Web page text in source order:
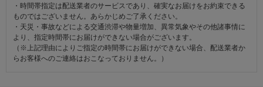
・時間帯指定は配送業者のサービスであり、確実なお届けをお約束できる
ものではございません。あらかじめご了承ください。
・天災・事故などによる交通渋滞や物量増加、異常気象やその他諸事情に
より、指定時間帯にお届けができない場合がございます。
（※上記理由によりご指定の時間帯にお届けができない場合、配送業者か
らお客様へのご連絡はおこなっておりません。）